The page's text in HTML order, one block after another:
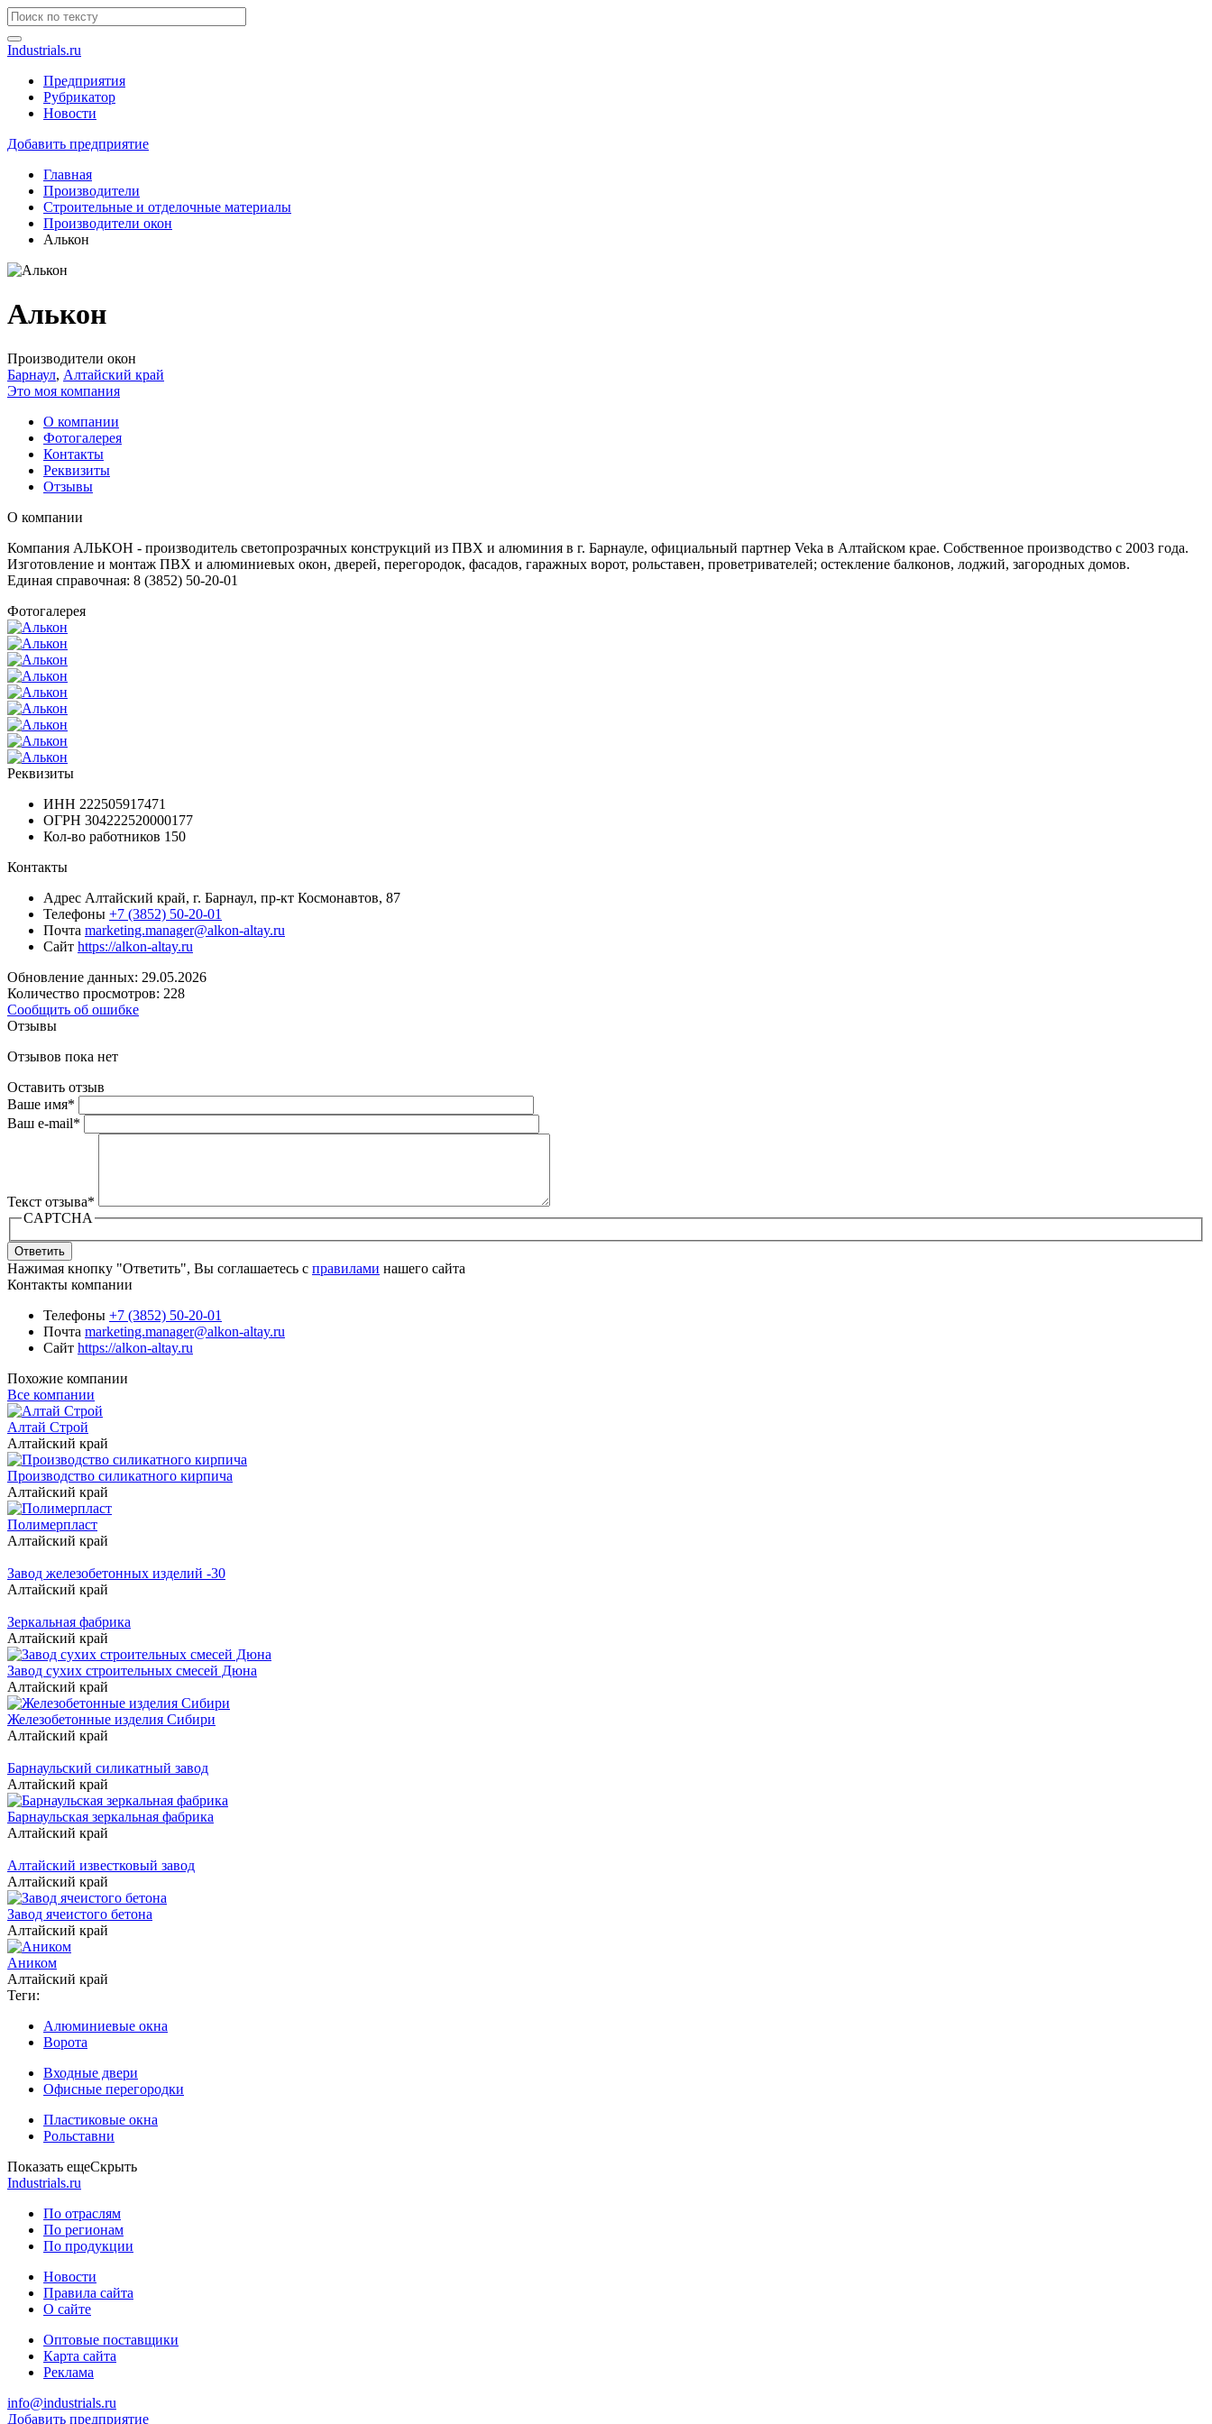
Industrials.ru
Предприятия
Рубрикатор
Новости
Добавить предприятие
Главная
Производители
Строительные и отделочные материалы
Производители окон
Алькон
Алькон
Производители окон
Барнаул, Алтайский край
Это моя компания
О компании
Фотогалерея
Контакты
Реквизиты
Отзывы
О компании
Компания АЛЬКОН - производитель светопрозрачных конструкций из ПВХ и алюминия в г. Барнауле, официальный партнер Veka в Алтайском крае. Собственное производство с 2003 года.
Изготовление и монтаж ПВХ и алюминиевых окон, дверей, перегородок, фасадов, гаражных ворот, рольставен, проветривателей; остекление балконов, лоджий, загородных домов.
Единая справочная: 8 (3852) 50-20-01
Фотогалерея
Реквизиты
ИНН 222505917471
ОГРН 304222520000177
Кол-во работников 150
Контакты
Адрес Алтайский край, г. Барнаул, пр-кт Космонавтов, 87
Телефоны +7 (3852) 50-20-01
Почта marketing.manager@alkon-altay.ru
Сайт https://alkon-altay.ru
Обновление данных: 29.05.2026
Количество просмотров: 228
Сообщить об ошибке
Отзывы
Отзывов пока нет
Оставить отзыв
Ваше имя*
Ваш e-mail*
Текст отзыва*
CAPTCHA
Ответить
Нажимая кнопку "Ответить", Вы соглашаетесь с правилами нашего сайта
Контакты компании
Телефоны +7 (3852) 50-20-01
Почта marketing.manager@alkon-altay.ru
Сайт https://alkon-altay.ru
Похожие компании
Все компании
Алтай Строй
Алтайский край
Производство силикатного кирпича
Алтайский край
Полимерпласт
Алтайский край
Завод железобетонных изделий -30
Алтайский край
Зеркальная фабрика
Алтайский край
Завод сухих строительных смесей Дюна
Алтайский край
Железобетонные изделия Сибири
Алтайский край
Барнаульский силикатный завод
Алтайский край
Барнаульская зеркальная фабрика
Алтайский край
Алтайский известковый завод
Алтайский край
Завод ячеистого бетона
Алтайский край
Аником
Алтайский край
Теги:
Алюминиевые окна
Ворота
Входные двери
Офисные перегородки
Пластиковые окна
Рольставни
Показать ещеСкрыть
Industrials.ru
По отраслям
По регионам
По продукции
Новости
Правила сайта
О сайте
Оптовые поставщики
Карта сайта
Реклама
info@industrials.ru
Добавить предприятие